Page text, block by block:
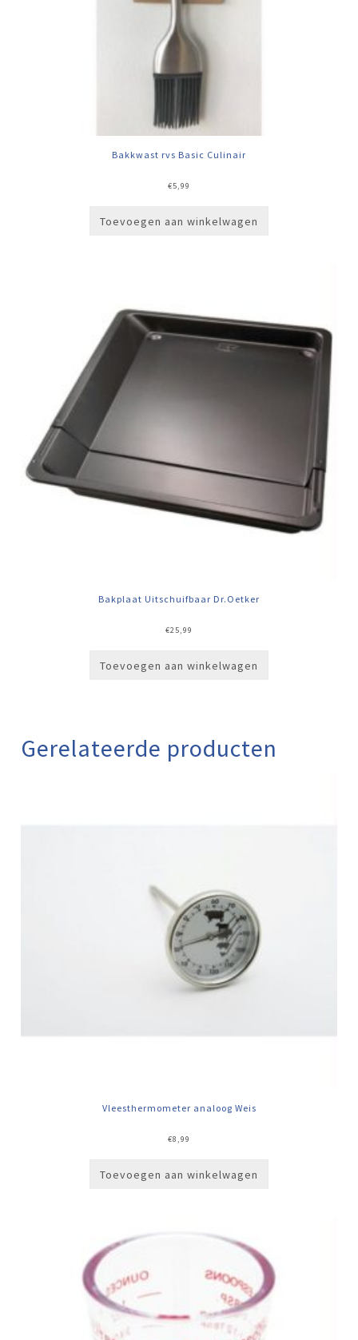
Bakkwast rvs Basic Culinair
€5,99
Toevoegen aan winkelwagen
Bakplaat Uitschuifbaar Dr.Oetker
€25,99
Toevoegen aan winkelwagen
Gerelateerde producten
Vleesthermometer analoog Weis
€8,99
Toevoegen aan winkelwagen